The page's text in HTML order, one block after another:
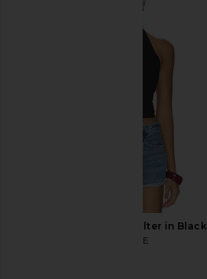
RE/DONE Sylvie Halter in Black
RE/DONE